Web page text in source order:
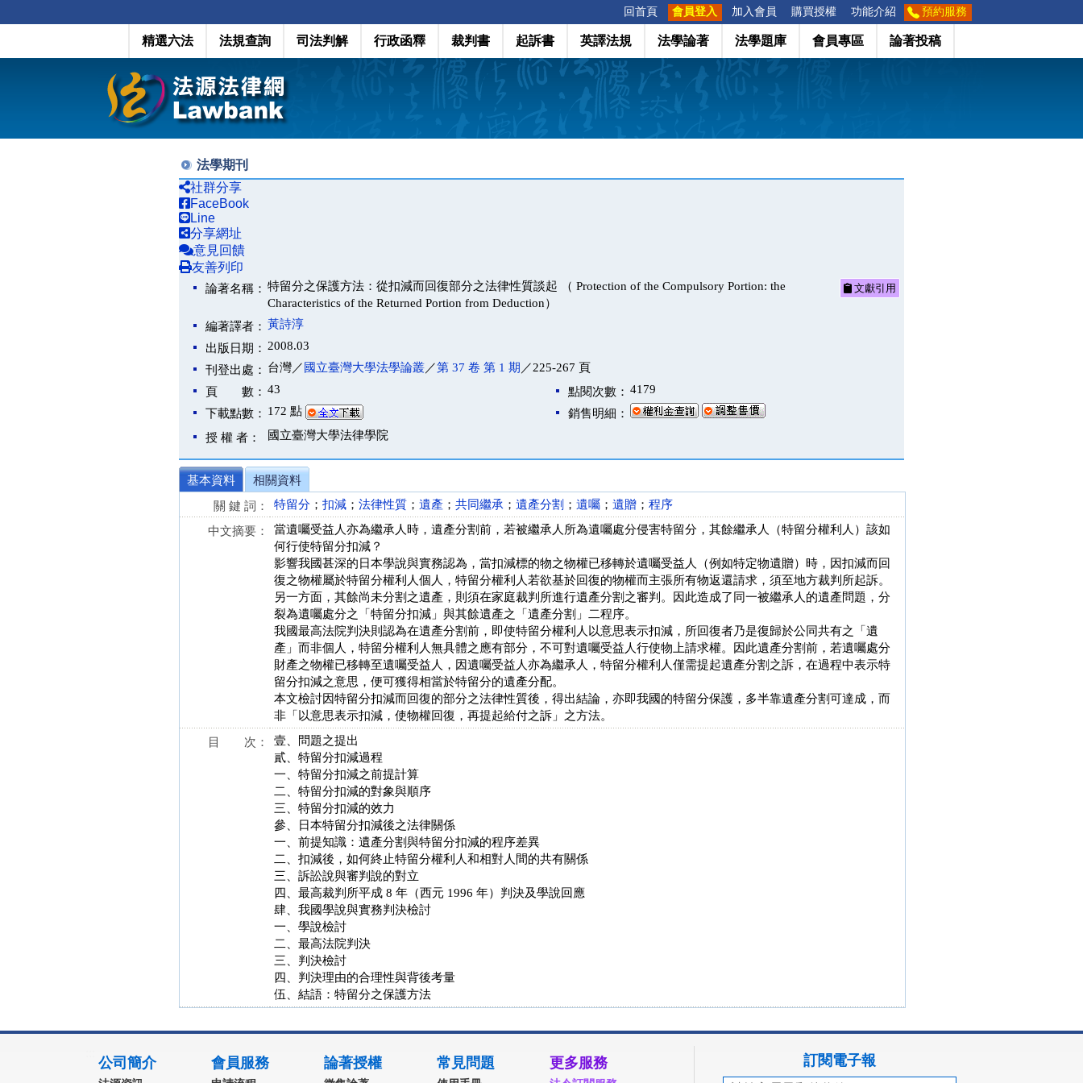
回首頁 會員登入 加入會員 購買授權 功能介紹 預約服務
精選六法 法規查詢 司法判解 行政函釋 裁判書 起訴書 英譯法規 法學論著 法學題庫 會員專區 論著投稿
法學期刊
社群分享
FaceBook
Line
分享網址
意見回饋
友善列印
論著名稱： 特留分之保護方法：從扣減而回復部分之法律性質談起 （ Protection of the Compulsory Portion: the
Characteristics of the Returned Portion from Deduction）
文獻引用
編著譯者： 黃詩淳
出版日期： 2008.03
刊登出處： 台灣／ 國立臺灣大學法學論叢／第 37 卷 第 1 期 ／225-267 頁
頁 數： 43 點閱次數： 4179
下載點數： 172 點
銷售明細：
授 權 者：
國立臺灣大學法律學院
基本資料
相關資料
關 鍵 詞：
特留分 ； 扣減 ； 法律性質 ； 遺產 ； 共同繼承 ； 遺產分割 ； 遺囑 ； 遺贈 ； 程序
中文摘要：
當遺囑受益人亦為繼承人時，遺產分割前，若被繼承人所為遺囑處分侵害特留分，其餘繼承人（特留分權利人）該如
何行使特留分扣減？
影響我國甚深的日本學說與實務認為，當扣減標的物之物權已移轉於遺囑受益人（例如特定物遺贈）時，因扣減而回
復之物權屬於特留分權利人個人，特留分權利人若欲基於回復的物權而主張所有物返還請求，須至地方裁判所起訴。
另一方面，其餘尚未分割之遺產，則須在家庭裁判所進行遺產分割之審判。因此造成了同一被繼承人的遺產問題，分
裂為遺囑處分之「特留分扣減」與其餘遺產之「遺產分割」二程序。
我國最高法院判決則認為在遺產分割前，即使特留分權利人以意思表示扣減，所回復者乃是復歸於公同共有之「遺
產」而非個人，特留分權利人無具體之應有部分，不可對遺囑受益人行使物上請求權。因此遺產分割前，若遺囑處分
財產之物權已移轉至遺囑受益人，因遺囑受益人亦為繼承人，特留分權利人僅需提起遺產分割之訴，在過程中表示特
留分扣減之意思，便可獲得相當於特留分的遺產分配。
本文檢討因特留分扣減而回復的部分之法律性質後，得出結論，亦即我國的特留分保護，多半靠遺產分割可達成，而
非「以意思表示扣減，使物權回復，再提起給付之訴」之方法。
目 次：
壹、問題之提出
貳、特留分扣減過程
一、特留分扣減之前提計算
二、特留分扣減的對象與順序
三、特留分扣減的效力
參、日本特留分扣減後之法律關係
一、前提知識：遺產分割與特留分扣減的程序差異
二、扣減後，如何終止特留分權利人和相對人間的共有關係
三、訴訟說與審判說的對立
四、最高裁判所平成 8 年（西元 1996 年）判決及學說回應
肆、我國學說與實務判決檢討
一、學說檢討
二、最高法院判決
三、判決檢討
四、判決理由的合理性與背後考量
伍、結語：特留分之保護方法
公司簡介 會員服務 論著授權 常見問題 更多服務 訂閱電子報